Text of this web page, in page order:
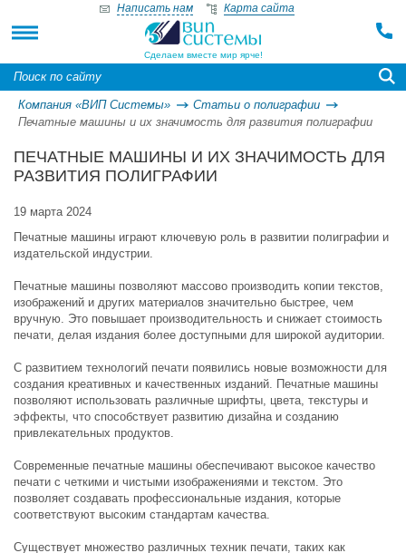
Сделаем вместе мир ярче!
Написать нам Карта сайта
Компания «ВИП Системы»
Статьи о полиграфии
Печатные машины и их значимость для развития полиграфии
ПЕЧАТНЫЕ МАШИНЫ И ИХ ЗНАЧИМОСТЬ ДЛЯ
РАЗВИТИЯ ПОЛИГРАФИИ
19 марта 2024
Печатные машины играют ключевую роль в развитии полиграфии и
издательской индустрии.
Печатные машины позволяют массово производить копии текстов,
изображений и других материалов значительно быстрее, чем
вручную. Это повышает производительность и снижает стоимость
печати, делая издания более доступными для широкой аудитории.
С развитием технологий печати появились новые возможности для
создания креативных и качественных изданий. Печатные машины
позволяют использовать различные шрифты, цвета, текстуры и
эффекты, что способствует развитию дизайна и созданию
привлекательных продуктов.
Современные печатные машины обеспечивают высокое качество
печати с четкими и чистыми изображениями и текстом. Это
позволяет создавать профессиональные издания, которые
соответствуют высоким стандартам качества.
Существует множество различных техник печати, таких как